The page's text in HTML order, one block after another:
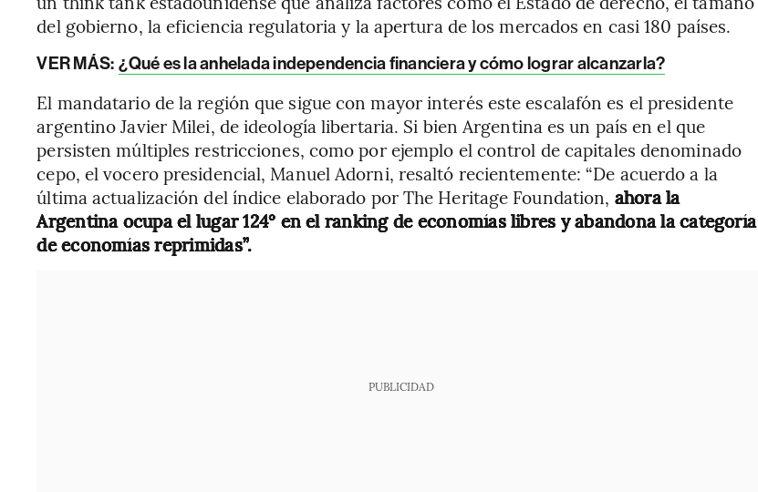
del gobierno, la eficiencia regulatoria y la apertura de los mercados en casi 180 países.
VER MÁS: ¿Qué es la anhelada independencia financiera y cómo lograr alcanzarla?
El mandatario de la región que sigue con mayor interés este escalafón es el presidente
argentino Javier Milei, de ideología libertaria. Si bien Argentina es un país en el que
persisten múltiples restricciones, como por ejemplo el control de capitales denominado
cepo, el vocero presidencial, Manuel Adorni, resaltó recientemente: “De acuerdo a la
última actualización del índice elaborado por The Heritage Foundation, ahora la
Argentina ocupa el lugar 124° en el ranking de economías libres y abandona la categoría
de economías reprimidas”.
PUBLICIDAD